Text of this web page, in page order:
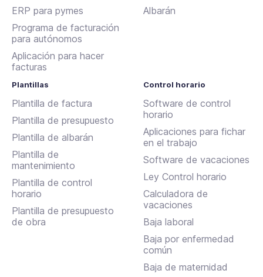
ERP para pymes
Programa de facturación
para autónomos
Aplicación para hacer
facturas
Albarán
Plantillas
Plantilla de factura
Plantilla de presupuesto
Plantilla de albarán
Plantilla de
mantenimiento
Plantilla de control
horario
Plantilla de presupuesto
de obra
Control horario
Software de control
horario
Aplicaciones para fichar
en el trabajo
Software de vacaciones
Ley Control horario
Calculadora de
vacaciones
Baja laboral
Baja por enfermedad
común
Baja de maternidad